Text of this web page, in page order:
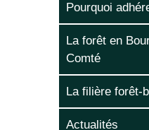
Pourquoi
La forêt en
Comté
La filière forêt-
Actualités